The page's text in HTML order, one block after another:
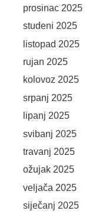
prosinac 2025
studeni 2025
listopad 2025
rujan 2025
kolovoz 2025
srpanj 2025
lipanj 2025
svibanj 2025
travanj 2025
ožujak 2025
veljača 2025
siječanj 2025